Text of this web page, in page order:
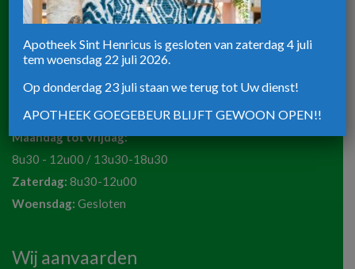
8820 Torhout
Telefoon:
051 72 50 36
Maandag tot vrijdag:
8u30 - 12u00 / 13u30-18u30
Zaterdag: 8u30-12u00
Woensdag: Gesloten
Wij aanvaarden
Apotheek Sint Henricus is gesloten van zaterdag 4 juli
tem woensdag 22 juli 2026.
Op donderdag 23 juli staan we terug tot Uw dienst!
APOTHEEK GOEGEBEUR BLIJFT GEWOON OPEN!!